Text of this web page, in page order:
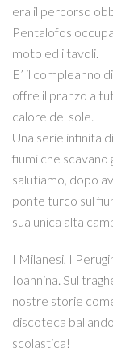
era il percorso
Pentalofos
moto ed i tavoli.
E’ il compleanno
offre il pranzo a
calore del sole.
Una serie infinita
fiumi che
salutiamo, dopo
ponte turco sul
sua unica alta
I Milanesi, I
Ioannina. Sul
nostre storie
discoteca
scolastica!